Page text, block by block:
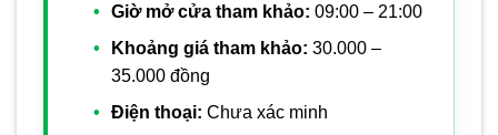
Giờ mở cửa tham khảo: 09:00 – 21:00
Khoảng giá tham khảo: 30.000 –
35.000 đồng
Điện thoại: Chưa xác minh